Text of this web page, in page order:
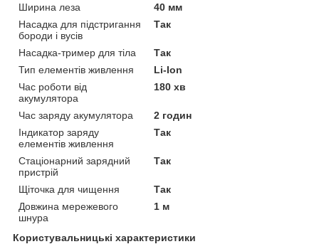
Ширина леза
40 мм
Насадка для підстригання
бороди і вусів
Так
Насадка-тример для тіла
Так
Тип елементів живлення
Li-Ion
Час роботи від
акумулятора
180 хв
Час заряду акумулятора
2 годин
Індикатор заряду
елементів живлення
Так
Стаціонарний зарядний
пристрій
Так
Щіточка для чищення
Так
Довжина мережевого
шнура
1 м
Користувальницькі характеристики